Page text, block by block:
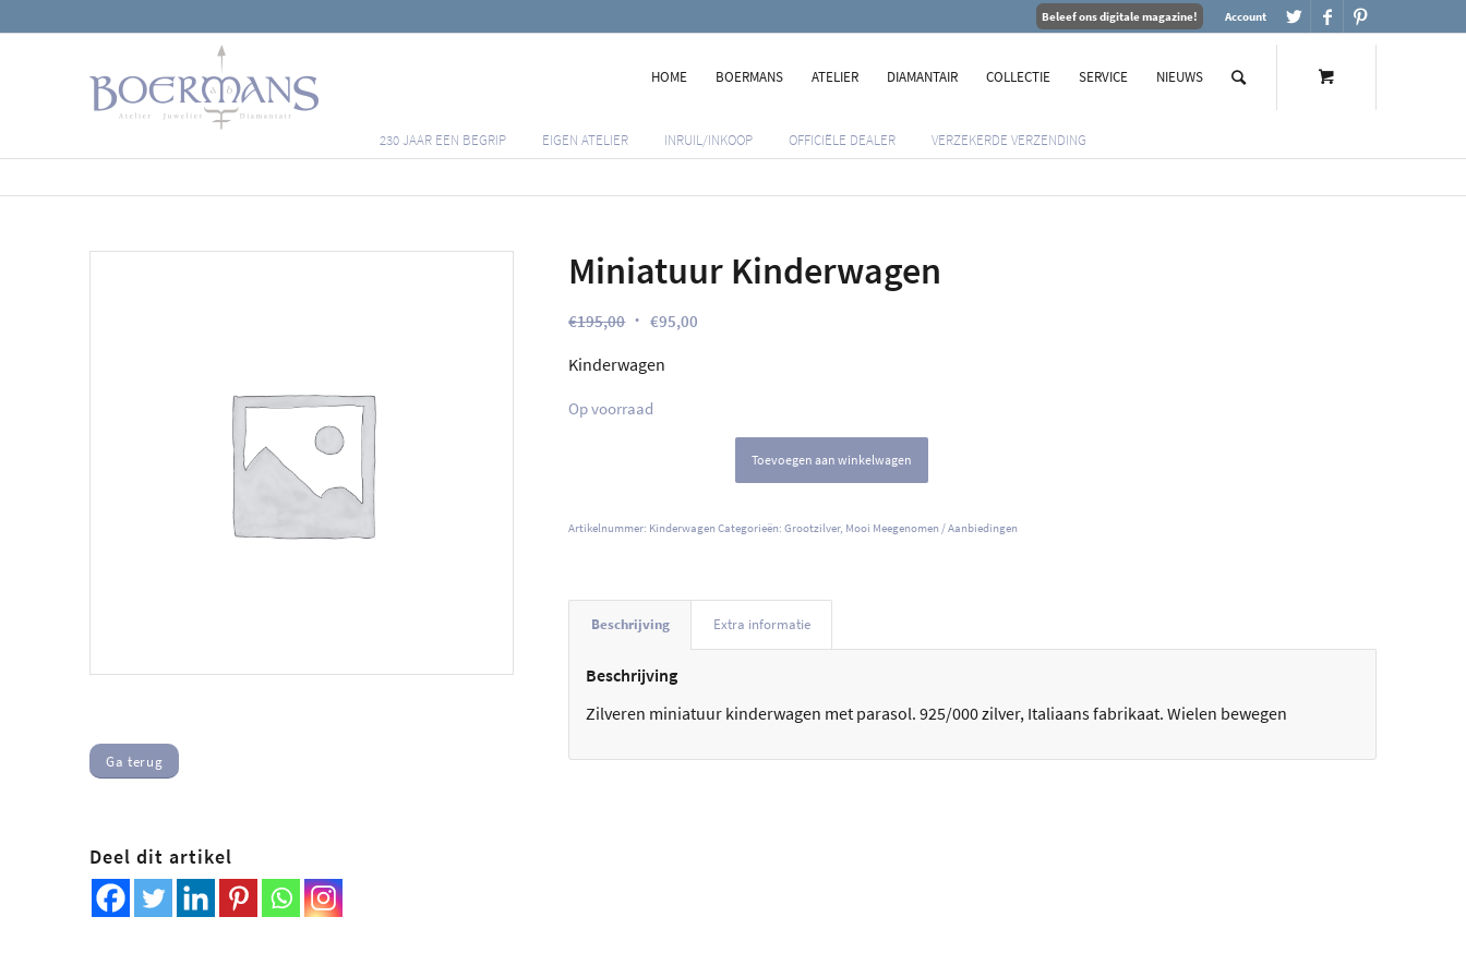
Account
Beleef ons digitale magazine!
HOME BOERMANS ATELIER DIAMANTAIR COLLECTIE SERVICE NIEUWS
230 JAAR EEN BEGRIP EIGEN ATELIER INRUIL/INKOOP OFFICIËLE DEALER VERZEKERDE VERZENDING
Ga terug
Deel dit artikel
Miniatuur Kinderwagen
€195,00 Oorspronkelijke
was:
€95,00
Kinderwagen
Op voorraad
Toevoegen aan winkelwagen
Artikelnummer: Kinderwagen Categorieën:Grootzilver, Mooi Meegenomen / Aanbiedingen
Beschrijving Extra informatie
Beschrijving
Zilveren miniatuur kinderwagen met parasol. 925/000 zilver, Italiaans fabrikaat. Wielen bewegen